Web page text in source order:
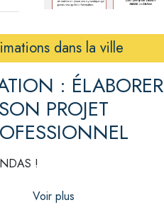
dans la ville
: ÉLABORER
SON PROJET
!
Voir plus